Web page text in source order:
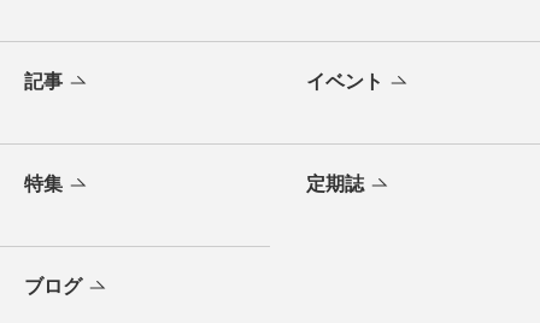
記事 イベント
特集 定期誌
ブログ